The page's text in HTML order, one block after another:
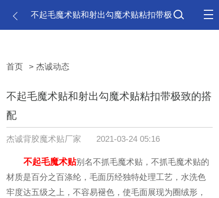
不起毛魔术贴和射出勾魔术贴粘扣带极
首页 > 杰诚动态
不起毛魔术贴和射出勾魔术贴粘扣带极致的搭
配
杰诚背胶魔术贴厂家 2021-03-24 05:16
不起毛魔术贴别名不抓毛魔术贴，不抓毛魔术贴的
材质是百分之百涤纶，毛面历经独特处理工艺，水洗色
牢度达五级之上，不容易褪色，使毛面展现为圈绒形，